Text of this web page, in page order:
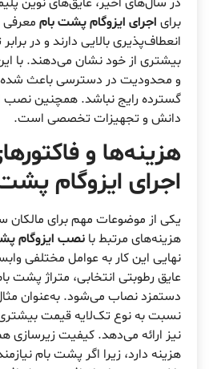
برای اجرای ایزوگام پشت بام معرفی
انعطاف‌پذیری بالایی دارند و در
بیشتری از خود نشان می‌دهند. با
و محدودیت در دسترسی باعث شده
گسترده رایج نباشد. همچنین نصب
دانش و تجهیزات تخصصی است.
هزینه‌ها و
اجرای ایزوگام
یکی از موضوعات مهم برای مالکان
هزینه‌های مرتبط با نصب ایزوگام
نهایی این کار به عوامل مختلفی
عایق رطوبتی انتخابی، متراژ پشت
دستمزد نصاب می‌شود. به‌عنوان
نسبت به نوع تک‌لایه قیمت بیشتری
نیز ارائه می‌دهد. کیفیت زیرسازی
هزینه دارد، زیرا اگر پشت بام